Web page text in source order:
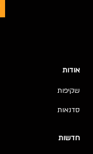
אודות
שקיפות
סדנאות
חדשות